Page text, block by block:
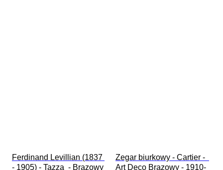
Ferdinand Levillian (1837
- 1905) - Tazza  - Brązowy
Zegar biurkowy - Cartier -
Art Deco Brązowy - 1910-